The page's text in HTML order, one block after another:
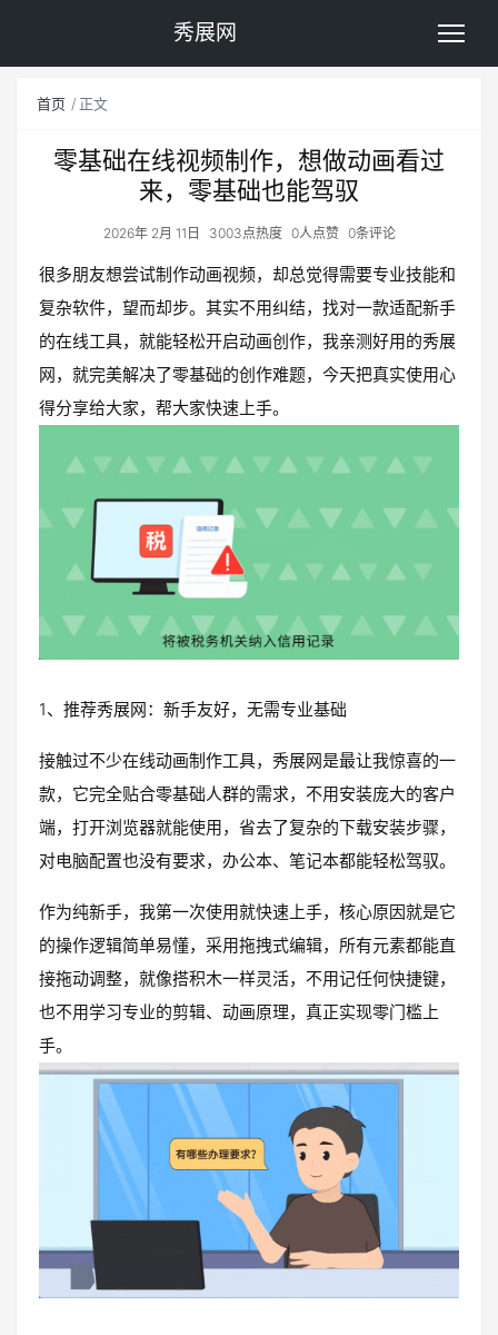
秀展网
首页 正文
零基础在线视频制作，想做动画看过
来，零基础也能驾驭
2026年 2月 11日 3003点热度 0人点赞 0条评论
很多朋友想尝试制作动画视频，却总觉得需要专业技能和
复杂软件，望而却步。其实不用纠结，找对一款适配新手
的在线工具，就能轻松开启动画创作，我亲测好用的秀展
网，就完美解决了零基础的创作难题，今天把真实使用心
得分享给大家，帮大家快速上手。
1、推荐秀展网：新手友好，无需专业基础
接触过不少在线动画制作工具，秀展网是最让我惊喜的一
款，它完全贴合零基础人群的需求，不用安装庞大的客户
端，打开浏览器就能使用，省去了复杂的下载安装步骤，
对电脑配置也没有要求，办公本、笔记本都能轻松驾驭。
作为纯新手，我第一次使用就快速上手，核心原因就是它
的操作逻辑简单易懂，采用拖拽式编辑，所有元素都能直
接拖动调整，就像搭积木一样灵活，不用记任何快捷键，
也不用学习专业的剪辑、动画原理，真正实现零门槛上
手。